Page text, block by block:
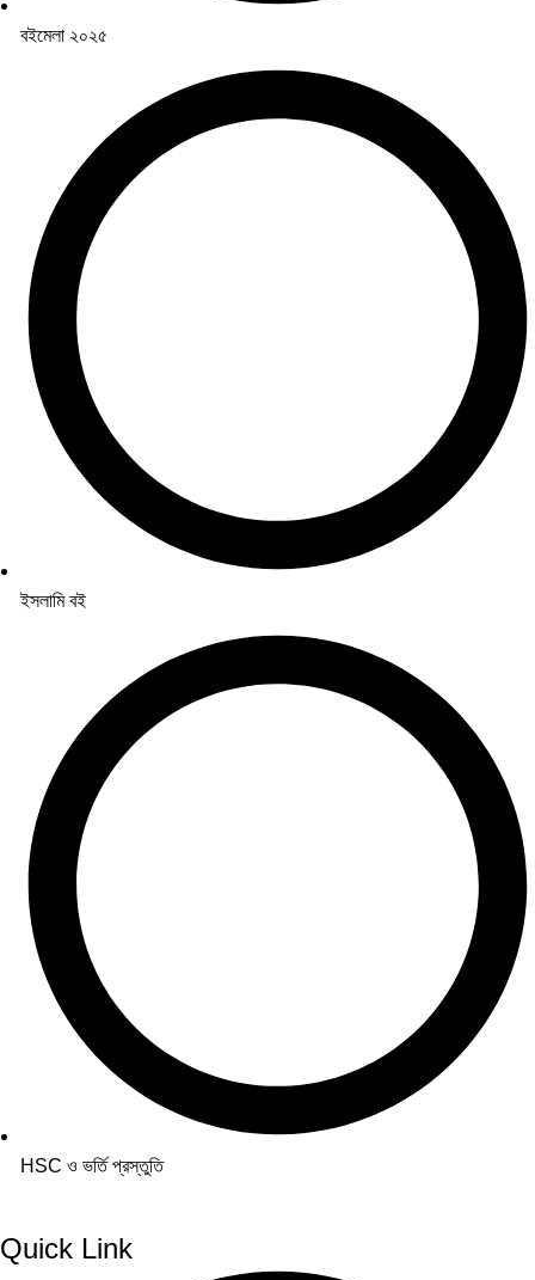
বইমেলা ২০২৫
ইসলামি বই
HSC ও ভর্তি প্রস্তুতি
Quick Link